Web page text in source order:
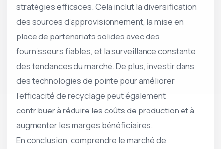
stratégies efficaces. Cela inclut la diversification
des sources d’approvisionnement, la mise en
place de partenariats solides avec des
fournisseurs fiables, et la surveillance constante
des tendances du marché. De plus, investir dans
des technologies de pointe pour améliorer
l’efficacité de recyclage peut également
contribuer à réduire les coûts de production et à
augmenter les marges bénéficiaires.
En conclusion, comprendre le marché de